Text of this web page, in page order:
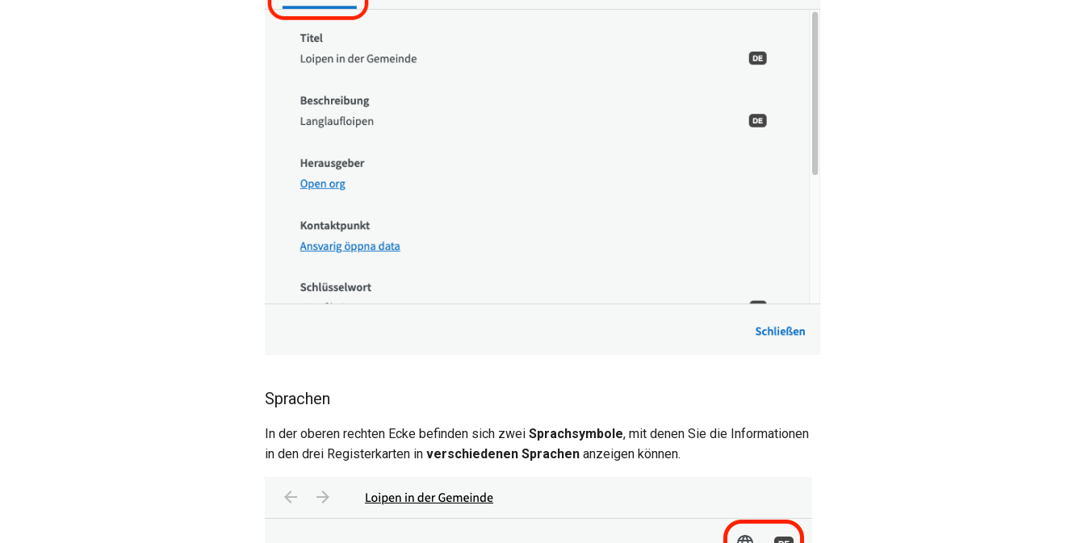
Sprachen
In der oberen rechten Ecke befinden sich zwei Sprachsymbole, mit denen Sie die Informationen
in den drei Registerkarten in verschiedenen Sprachen anzeigen können.